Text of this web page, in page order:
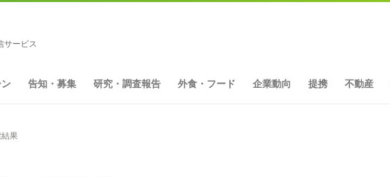
サービス
告知・募集 研究・調査報告 外食・フード 企業動向 提携 不動産
果